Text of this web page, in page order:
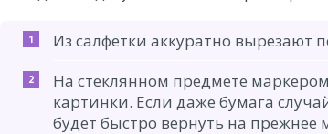
Из салфетки аккуратно вырезают
На стеклянном предмете
картинки. Если даже бумага
будет быстро вернуть на прежнее